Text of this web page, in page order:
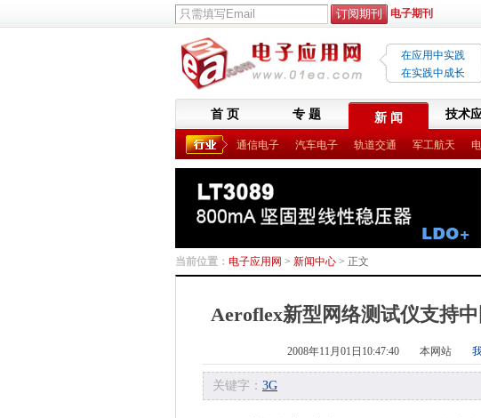
电子期刊
在应用中实践
在实践中成长
首 页 专 题 新 闻 技术
通信电子 汽车电子 轨道交通 军工航天
当前位置： 电子应用网 > 新闻中心 > 正文
Aeroflex新型网络测试仪支持
2008年11月01日10:47:40 本网站
关键字： 3G